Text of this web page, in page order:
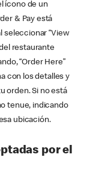
ícono de un
& Pay está
seleccionar “View
restaurante
“Order Here”
con los detalles y
orden. Si no está
tenue, indicando
ubicación.
por el